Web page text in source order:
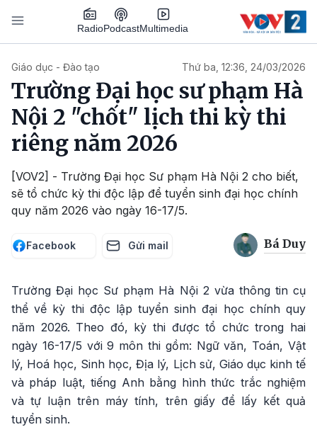
Nhảy đến nội dung
RadioPodcastMultimedia
Giáo dục - Đào tạo Thứ ba, 12:36, 24/03/2026
Trường Đại học sư phạm Hà
Nội 2 "chốt" lịch thi kỳ thi
riêng năm 2026
[VOV2] - Trường Đại học Sư phạm Hà Nội 2 cho biết,
sẽ tổ chức kỳ thi độc lập để tuyển sinh đại học chính
quy năm 2026 vào ngày 16-17/5.
Facebook Gửi mail Bá Duy
Trường Đại học Sư phạm Hà Nội 2 vừa thông tin cụ
thể về kỳ thi độc lập tuyển sinh đại học chính quy
năm 2026. Theo đó, kỳ thi được tổ chức trong hai
ngày 16-17/5 với 9 môn thi gồm: Ngữ văn, Toán, Vật
lý, Hoá học, Sinh học, Địa lý, Lịch sử, Giáo dục kinh tế
và pháp luật, tiếng Anh bằng hình thức trắc nghiệm
và tự luận trên máy tính, trên giấy để lấy kết quả
tuyển sinh.